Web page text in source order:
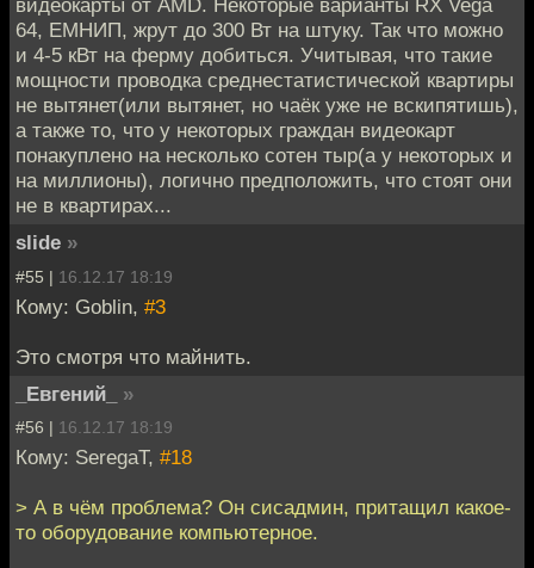
видеокарты от AMD. Некоторые варианты RX Vega
64, ЕМНИП, жрут до 300 Вт на штуку. Так что можно
и 4-5 кВт на ферму добиться. Учитывая, что такие
мощности проводка среднестатистической квартиры
не вытянет(или вытянет, но чаёк уже не вскипятишь),
а также то, что у некоторых граждан видеокарт
понакуплено на несколько сотен тыр(а у некоторых и
на миллионы), логично предположить, что стоят они
не в квартирах...
slide »
#55 | 16.12.17 18:19
Кому: Goblin, #3
Это смотря что майнить.
_Евгений_
»
#56 | 16.12.17 18:19
Кому: SeregaT, #18
> А в чём проблема? Он сисадмин, притащил какое-
то оборудование компьютерное.